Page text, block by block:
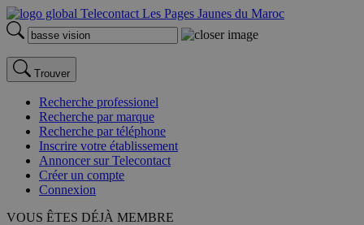
Trouver
Recherche professionel
Recherche par marque
Recherche par téléphone
Inscrire votre établissement
Annoncer sur Telecontact
Créer un compte
Connexion
VOUS ÊTES DÉJÀ MEMBRE